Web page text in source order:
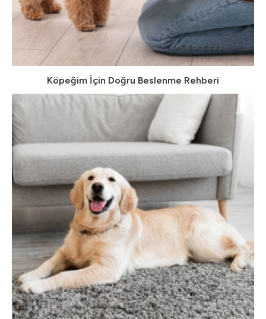
Köpeğim İçin Doğru Beslenme Rehberi